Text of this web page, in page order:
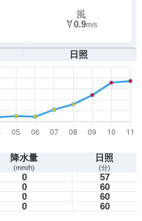
風
0.9m/s
日照
降水量
(mm/h)
日照
(分)
0
57
0
60
0
60
0 60